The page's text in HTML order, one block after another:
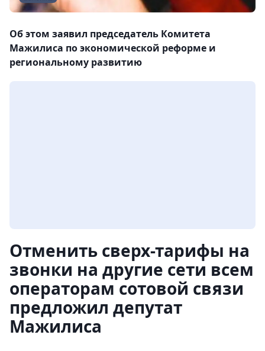
Об этом заявил председатель Комитета
Мажилиса по экономической реформе и
региональному развитию
Отменить сверх-тарифы на
звонки на другие сети всем
операторам сотовой связи
предложил депутат
Мажилиса